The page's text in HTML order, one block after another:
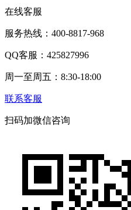
在线客服
服务热线：400-8817-968
QQ客服：425827996
周一至周五：8:30-18:00
联系客服
扫码加微信咨询